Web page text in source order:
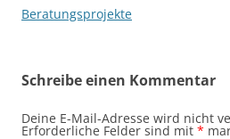
Beratungsprojekte
Schreibe einen Kommentar
Deine E-Mail-Adresse wird nicht
Erforderliche Felder sind mit *